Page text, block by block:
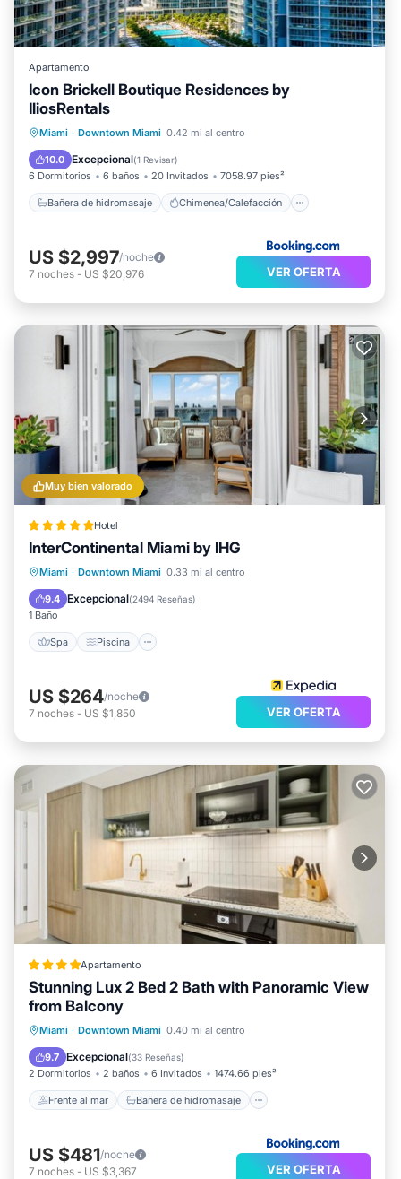
Apartamento
Icon Brickell Boutique Residences by
IliosRentals
Miami · Downtown Miami 0.42 mi al centro
10.0 Excepcional(1 Revisar)
6 Dormitorios 6 baños 20 Invitados 7058.97 pies²
Bañera de hidromasaje Chimenea/Calefacción
Bañera de hidromasaje
Chimenea/Calefacción
Piscina
Balcón/Terraza
US $2,997/noche
7 noches - US $20,976 VER OFERTA
Muy bien valorado
Hotel
InterContinental Miami by IHG
Miami · Downtown Miami 0.33 mi al centro
9.4 Excepcional(2494 Reseñas)
1 Baño
Spa Piscina
Spa Piscina
Balcón/Terraza
Desayuno
US $264/noche
7 noches - US $1,850 VER OFERTA
Apartamento
Stunning Lux 2 Bed 2 Bath with Panoramic View
from Balcony
Miami · Downtown Miami 0.40 mi al centro
9.7 Excepcional(33 Reseñas)
2 Dormitorios 2 baños 6 Invitados 1474.66 pies²
Frente al mar Bañera de hidromasaje
Frente al mar
Bañera de hidromasaje
Spa
Chimenea/Calefacción
US $481/noche
7 noches - US $3,367 VER OFERTA